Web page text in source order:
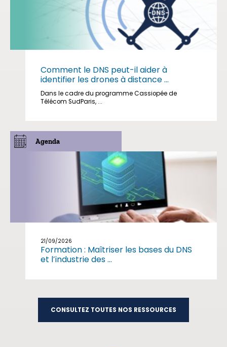
Comment le DNS peut-il aider à
identifier les drones à distance ...
Dans le cadre du programme Cassiopée de
Télécom SudParis, ...
Agenda
21/09/2026
Formation : Maîtriser les bases du DNS
et l’industrie des ...
CONSULTEZ TOUTES NOS RESSOURCES